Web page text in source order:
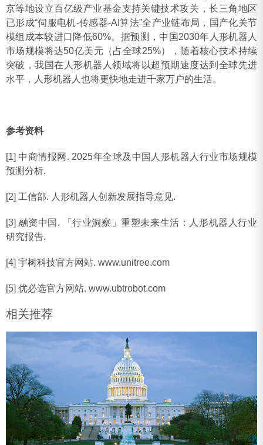
京等地设立百亿级产业基金支持关键技术攻关‌，长三角地区
已形成“伺服电机-传感器-AI算法”全产业链布局，国产化关节
模组成本较进口降低60%‌。据预测，中国2030年人形机器人
市场规模将达50亿美元（占全球25%）‌，随着核心技术持续
突破，我国在人形机器人领域将以超预期速度达到全球先进
水平，人形机器人也将更快地走进千家万户的生活。
参考资料
[1] 中商情报网. 2025年全球及中国人形机器人行业市场规模
预测分析.
[2] 工信部. 人形机器人创新发展指导意见.
[3] 融资中国. 「行业洞察」重塑未来生活：人形机器人行业
研究报告.
[4] 宇树科技官方网站. www.unitree.com
[5] 优必选官方网站. www.ubtrobot.com
相关推荐